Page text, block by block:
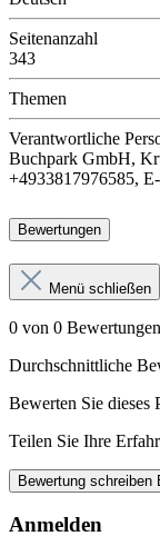
Seitenanzahl
343
Themen
Verantwortliche
Buchpark GmbH,
+4933817976585,
Bewertungen
Menü schließen
0 von 0 Bewertungen
Durchschnittliche
Bewerten Sie dieses
Teilen Sie Ihre
Bewertung schreiben
Anmelden